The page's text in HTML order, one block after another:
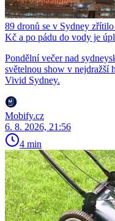
89 dronů se v Sydney
Kč a po pádu do vody je
Pondělní večer nad
světelnou show v nejdražší
Vivid Sydney.
Mobify.cz
6. 8. 2026, 21:56
4 min